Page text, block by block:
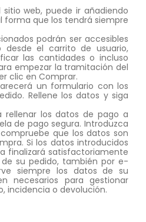
web, puede ir añadiendo
forma que los tendrá siempre
podrán ser accesibles
desde el carrito de usuario,
las cantidades o incluso
empezar la tramitación del
clic en Comprar.
un formulario con los
Rellene los datos y siga
los datos de pago a
de pago segura. Introduzca
que los datos son
Si los datos introducidos
finalizará satisfactoriamente
su pedido, también por e-
siempre los datos de su
necesarios para gestionar
incidencia o devolución.